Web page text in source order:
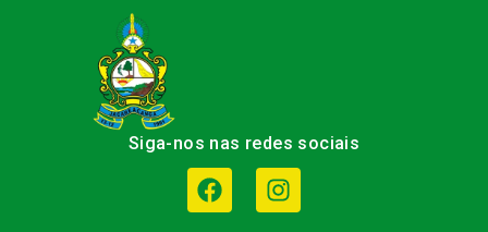
Siga-nos nas redes sociais